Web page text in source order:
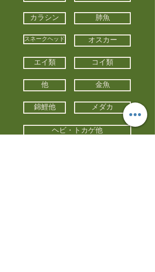
カラシン 肺魚
スネークヘッド オスカー
エイ類 コイ類
他 金魚
錦鯉他 メダカ
ヘビ・トカゲ他